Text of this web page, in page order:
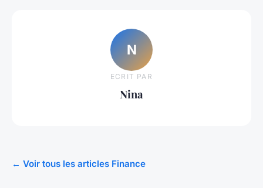
N
ECRIT PAR
Nina
← Voir tous les articles Finance